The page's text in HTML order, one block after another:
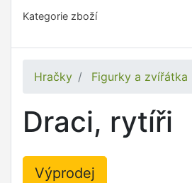
Kategorie zboží
Hračky Figurky a zvířátka
Draci, rytíři
Výprodej